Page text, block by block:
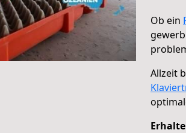
Ob ein
Allzeit